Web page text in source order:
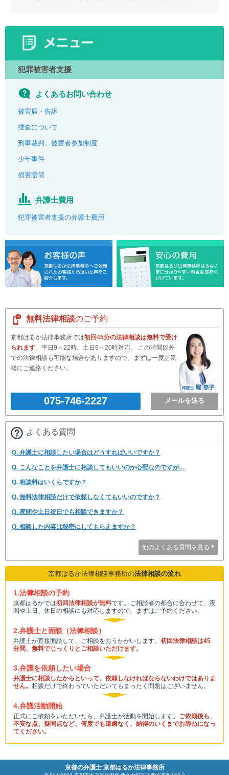
犯罪被害者支援
よくあるお問い合わせ
被害届・告訴
捜査について
刑事裁判、被害者参加制度
少年事件
損害賠償
弁護士費用
犯罪被害者支援の弁護士費用
無料法律相談のご予約
京都はるか法律事務所では初回45分の法律相談は無料で受け
られます。平日9～22時、土日9～20時対応。 この時間以外
での法律相談も可能な場合がありますので、まずは一度お気
軽にご連絡ください。
075-746-2227 メールを送る
よくある質問
Q. 弁護士に相談したい場合はどうすればいいですか？
Q. こんなことを弁護士に相談してもいいのか心配なのですが…
Q. 相談料はいくらですか？
Q. 無料法律相談だけで依頼しなくてもいいのですか？
Q. 夜間や土日祝日でも相談できますか？
Q. 相談した内容は秘密にしてもらえますか？
他のよくある質問を見る
京都はるか法律相談事務所の法律相談の流れ
1.法律相談の予約
京都はるかでは初回法律相談が無料です。ご相談者の都合に合わせて、夜
間や土日、休日の相談にも対応しますので、まずはご予約ください。
2.弁護士と面談（法律相談）
弁護士が直接面談して、ご相談をおうかがいします。 初回法律相談は45
分間、無料でじっくりとご相談いただけます。
3.弁護を依頼したい場合
弁護士に相談したからといって、依頼しなければならないわけではありま
せん。 相談だけで終わっていただいてもまったく問題はございません。
4.弁護活動開始
正式にご依頼をいただいたら、弁護士が活動を開始します。 ご依頼後も、
不安な点、疑問点など、何度でも遠慮なく、納得のいくまでお尋ねになっ
てください。
京都の弁護士 京都はるか法律事務所